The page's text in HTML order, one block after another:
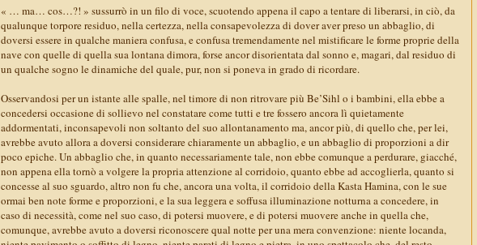
« … ma… cos…?! » sussurrò in un filo di voce, scuotendo appena il capo a tentare di liberarsi, in ciò, da
qualunque torpore residuo, nella certezza, nella consapevolezza di dover aver preso un abbaglio, di
doversi essere in qualche maniera confusa, e confusa tremendamente nel mistificare le forme proprie della
nave con quelle di quella sua lontana dimora, forse ancor disorientata dal sonno e, magari, dal residuo di
un qualche sogno le dinamiche del quale, pur, non si poneva in grado di ricordare.
Osservandosi per un istante alle spalle, nel timore di non ritrovare più Be’Sihl o i bambini, ella ebbe a
concedersi occasione di sollievo nel constatare come tutti e tre fossero ancora lì quietamente
addormentati, inconsapevoli non soltanto del suo allontanamento ma, ancor più, di quello che, per lei,
avrebbe avuto allora a doversi considerare chiaramente un abbaglio, e un abbaglio di proporzioni a dir
poco epiche. Un abbaglio che, in quanto necessariamente tale, non ebbe comunque a perdurare, giacché,
non appena ella tornò a volgere la propria attenzione al corridoio, quanto ebbe ad accoglierla, quanto si
concesse al suo sguardo, altro non fu che, ancora una volta, il corridoio della Kasta Hamina, con le sue
ormai ben note forme e proporzioni, e la sua leggera e soffusa illuminazione notturna a concedere, in
caso di necessità, come nel suo caso, di potersi muovere, e di potersi muovere anche in quella che,
comunque, avrebbe avuto a doversi riconoscere qual notte per una mera convenzione: niente locanda,